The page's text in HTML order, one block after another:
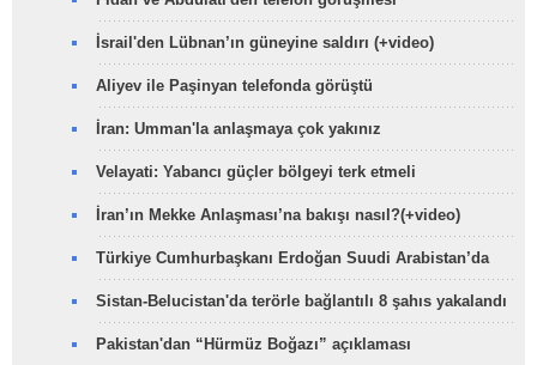
İsrail'den Lübnan’ın güneyine saldırı (+video)
Aliyev ile Paşinyan telefonda görüştü
İran: Umman'la anlaşmaya çok yakınız
Velayati: Yabancı güçler bölgeyi terk etmeli
İran’ın Mekke Anlaşması’na bakışı nasıl?(+video)
Türkiye Cumhurbaşkanı Erdoğan Suudi Arabistan’da
Sistan-Belucistan'da terörle bağlantılı 8 şahıs yakalandı
Pakistan'dan “Hürmüz Boğazı” açıklaması